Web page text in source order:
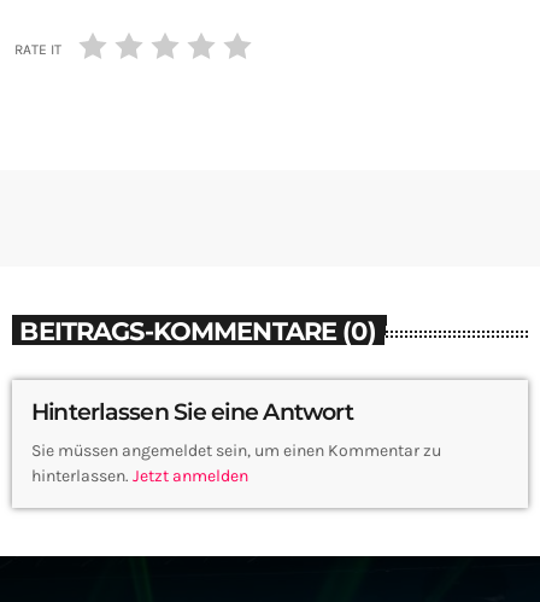
RATE IT
BEITRAGS-KOMMENTARE (0)
Hinterlassen Sie eine Antwort
Sie müssen angemeldet sein, um einen Kommentar zu
hinterlassen. Jetzt anmelden